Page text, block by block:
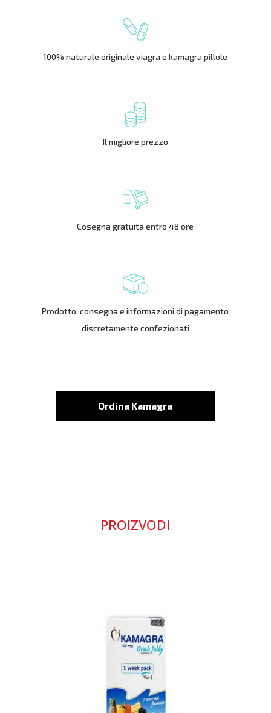
100% naturale originale viagra e kamagra pillole
Il migliore prezzo
Cosegna gratuita entro 48 ore
Prodotto, consegna e informazioni di pagamento
discretamente confezionati
Ordina Kamagra
PROIZVODI